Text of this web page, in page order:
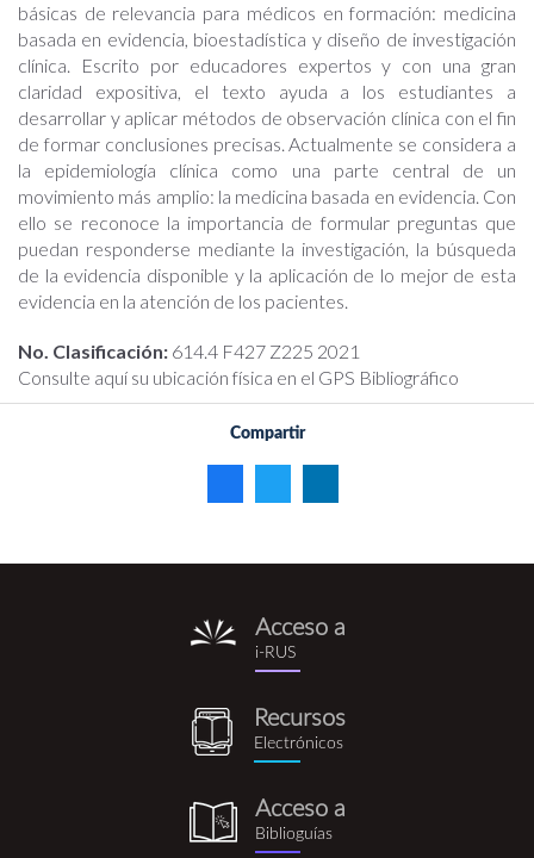
básicas de relevancia para médicos en formación: medicina
basada en evidencia, bioestadística y diseño de investigación
clínica. Escrito por educadores expertos y con una gran
claridad expositiva, el texto ayuda a los estudiantes a
desarrollar y aplicar métodos de observación clínica con el fin
de formar conclusiones precisas. Actualmente se considera a
la epidemiología clínica como una parte central de un
movimiento más amplio: la medicina basada en evidencia. Con
ello se reconoce la importancia de formular preguntas que
puedan responderse mediante la investigación, la búsqueda
de la evidencia disponible y la aplicación de lo mejor de esta
evidencia en la atención de los pacientes.
No. Clasificación: 614.4 F427 Z225 2021
Consulte aquí su ubicación física en el GPS Bibliográfico
Compartir
i-
rus.png
Acceso a
i-RUS
recursos_electronicos.png
Recursos
Electrónicos
biblioguia.png
Acceso a
Biblioguías